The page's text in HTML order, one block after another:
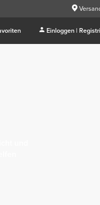
Einloggen |